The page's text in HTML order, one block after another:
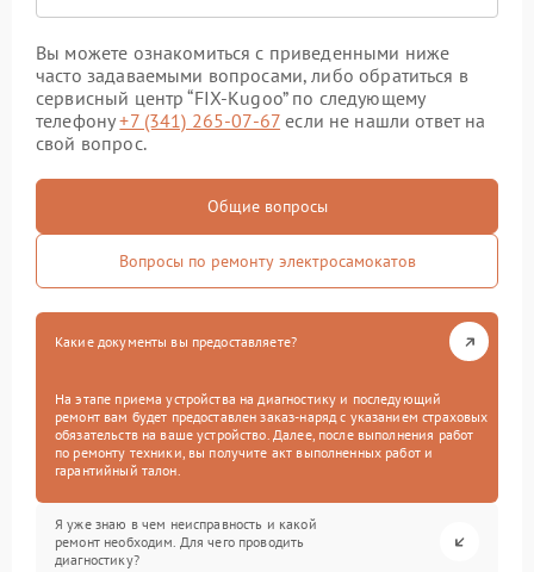
Вы можете ознакомиться с приведенными ниже
часто задаваемыми вопросами, либо обратиться в
сервисный центр “FIX-Kugoo” по следующему
телефону+7 (341) 265-07-67 если не нашли ответ на
свой вопрос.
Общие вопросы
Вопросы по ремонту электросамокатов
Какие документы вы предоставляете?
На этапе приема устройства на диагностику и последующий
ремонт вам будет предоставлен заказ-наряд с указанием страховых
обязательств на ваше устройство. Далее, после выполнения работ
по ремонту техники, вы получите акт выполненных работ и
гарантийный талон.
Я уже знаю в чем неисправность и какой
ремонт необходим. Для чего проводить
диагностику?